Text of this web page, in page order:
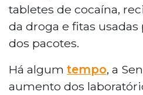
tabletes de cocaína,
da droga e fitas
dos pacotes.
Há algum tempo, a
aumento dos